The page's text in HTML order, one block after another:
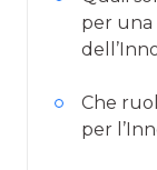
per una
Che
per